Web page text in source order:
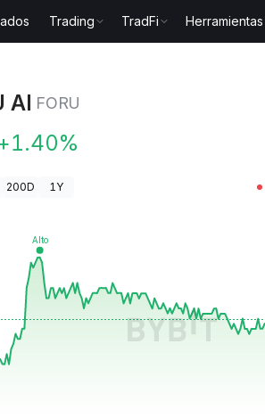
Trading TradFi Herramientas
AI FORU
200D 1Y